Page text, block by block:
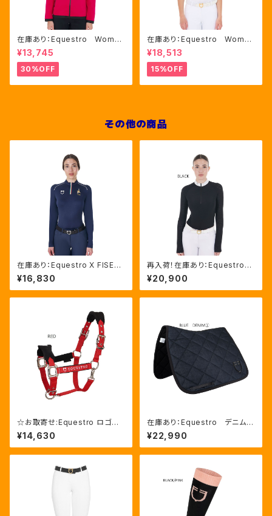
在庫あり：Equestro Wome
n's インターロックフロントジ
ップ フーディ ピンク・ブルー
2色（ETW00046）
¥13,745
30%OFF
在庫あり：Equestro Wome
n's レース風競技用シャツ
Mサイズのみ（ETW00221）
¥18,513
15%OFF
その他の商品
在庫あり：Equestro X FISE
Women's 長袖トレーニング
シャツ ネイビー（LFETW000
64）
¥16,830
再入荷！在庫あり：Equestro
Women's メッシュインサート
競技用シャツ BLACK,WHITE
（ETW00189）
¥20,900
☆お取寄せ:Equestro ロゴマ
ーク入り無口＆引手セット 7色
（ET05400）
¥14,630
在庫あり：Equestro デニム
馬場馬術用ゼッケン 2色（ETH
09085）
¥22,990